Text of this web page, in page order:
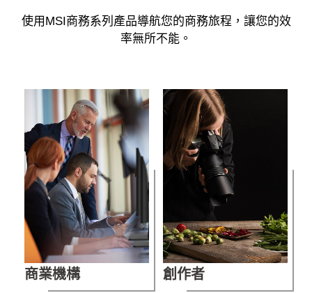
使用MSI商務系列產品導航您的商務旅程，讓您的效
率無所不能。
商業機構 創作者